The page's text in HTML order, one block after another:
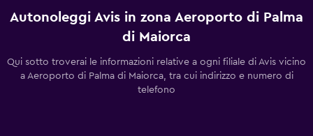
Autonoleggi Avis in zona Aeroporto di Palma
di Maiorca
Qui sotto troverai le informazioni relative a ogni filiale di Avis vicino
a Aeroporto di Palma di Maiorca, tra cui indirizzo e numero di
telefono